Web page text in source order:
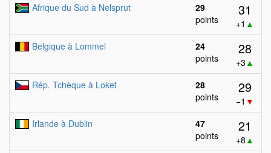
Afrique du Sud à Nelsprut
29
points
31
+1 ▲
Belgique à Lommel
24
points
28
+3 ▲
Rép. Tchèque à Loket
28
points
29
−1 ▼
Irlande à Dublin
47
points
21
+8 ▲